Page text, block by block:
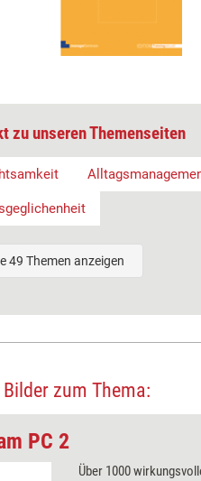
zu unseren Themenseiten
49 Themen anzeigen
zum Thema:
PC 2
Über 1000